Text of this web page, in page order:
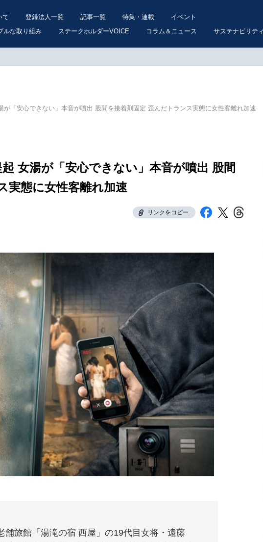
て 登録法人一覧 記事一覧 特集・連載
イベント
ルな取り組み
ステークホルダーVOICE コラム＆ニュース サステナビリテ
が「安心できない」本音が噴出 股間を接着剤固定 歪んだトランス実態に女性客離れ加速
女湯が「安心できない」本音が噴出 股間
実態に女性客離れ加速
リンクをコピー
舗旅館「湯滝の宿 西屋」の19代目女将・遠藤